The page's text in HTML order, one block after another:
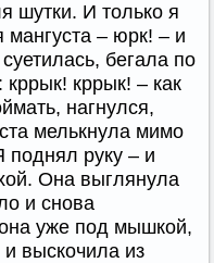
шутки. И только я
мангуста – юрк! – и
бегала по
кррык! – как
нагнулся,
мелькнула мимо
поднял руку – и
Она выглянула
и снова
уже под мышкой,
и выскочила из